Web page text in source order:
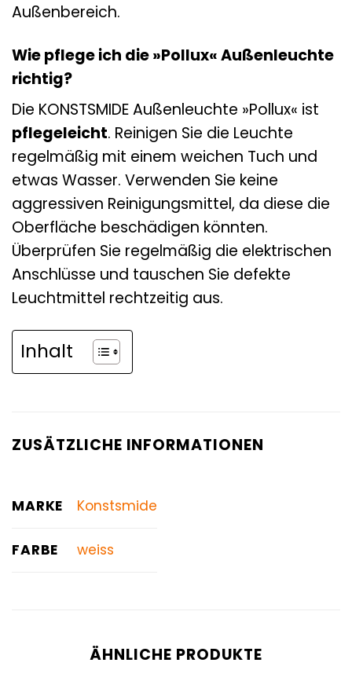
Außenbereich.
Wie pflege ich die »Pollux« Außenleuchte
richtig?
Die KONSTSMIDE Außenleuchte »Pollux« ist
pflegeleicht. Reinigen Sie die Leuchte
regelmäßig mit einem weichen Tuch und
etwas Wasser. Verwenden Sie keine
aggressiven Reinigungsmittel, da diese die
Oberfläche beschädigen könnten.
Überprüfen Sie regelmäßig die elektrischen
Anschlüsse und tauschen Sie defekte
Leuchtmittel rechtzeitig aus.
Inhalt
ZUSÄTZLICHE INFORMATIONEN
MARKE Konstsmide
FARBE weiss
ÄHNLICHE PRODUKTE